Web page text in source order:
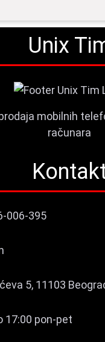
Unix
mobilnih
računara
006-395
5, 11103
17:00 pon-pet